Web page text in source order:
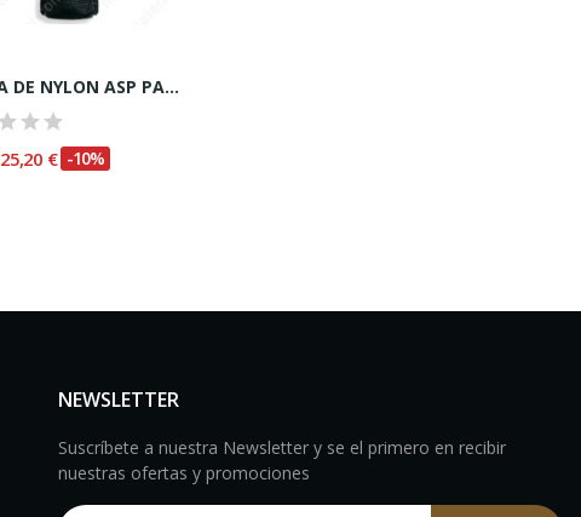
FUNDA DE NYLON ASP PARA F16
25,20 € -10%
NEWSLETTER
Suscríbete a nuestra Newsletter y se el primero en recibir
nuestras ofertas y promociones